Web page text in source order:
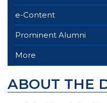
e-Content
Prominent Alumni
More
ABOUT THE